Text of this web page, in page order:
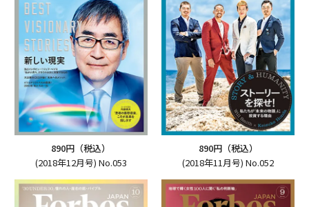
890円（税込）
(2018年12月号) No.053
890円（税込）
(2018年11月号) No.052